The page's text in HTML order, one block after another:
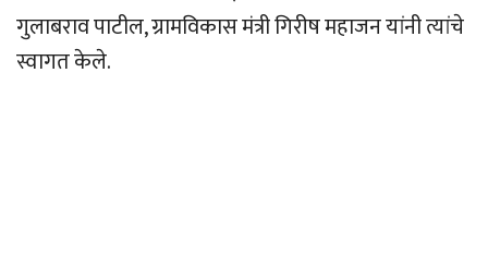
गुलाबराव पाटील, ग्रामविकास मंत्री गिरीष महाजन यांनी त्यांचे
स्वागत केले.